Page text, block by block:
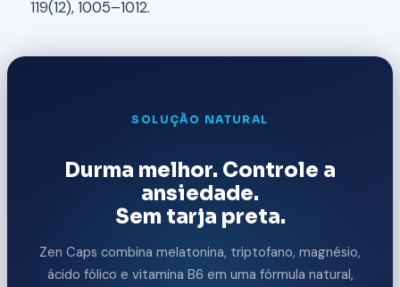
119(12), 1005–1012.
SOLUÇÃO NATURAL
Durma melhor. Controle a
ansiedade.
Sem tarja preta.
Zen Caps combina melatonina, triptofano, magnésio,
ácido fólico e vitamina B6 em uma fórmula natural,